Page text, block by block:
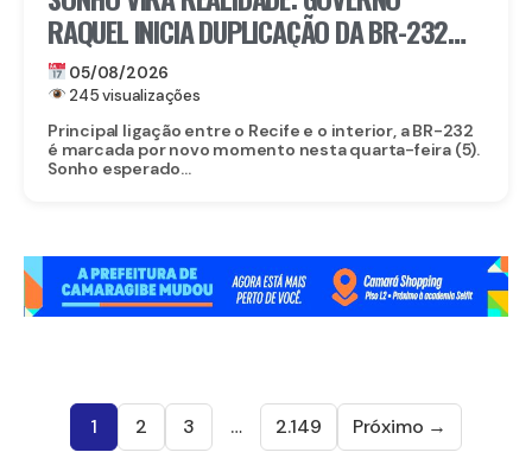
RAQUEL INICIA DUPLICAÇÃO DA BR-232
ENTRE SÃO CAETANO E BELO JARDIM
05/08/2026
245 visualizações
Principal ligação entre o Recife e o interior, a BR-232
é marcada por novo momento nesta quarta-feira (5).
Sonho esperado...
1 2 3 … 2.149 Próximo →